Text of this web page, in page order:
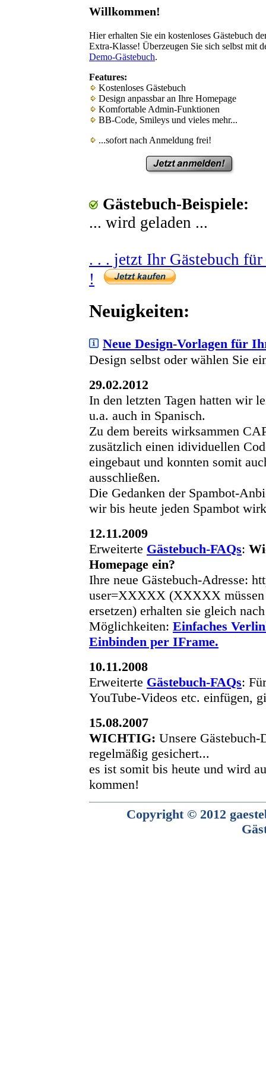
Willkommen!
Hier erhalten Sie ein kostenloses Gästebuch
Extra-Klasse! Überzeugen Sie sich selbst mit
Demo-Gästebuch.
Features:
Kostenloses Gästebuch
Design anpassbar an Ihre Homepage
Komfortable Admin-Funktionen
BB-Code, Smileys und vieles mehr...
...sofort nach Anmeldung frei!
Gästebuch-Beispiele:
... wird geladen ...
. . . jetzt Ihr Gästebuch für
!
Neuigkeiten:
Neue Design-Vorlagen für
Design selbst oder wählen Sie
29.02.2012
In den letzten Tagen hatten wir
u.a. auch in Spanisch.
Zu dem bereits wirksammen
zusätzlich einen idividuellen
eingebaut und konnten somit
ausschließen.
Die Gedanken der Spambot-
wir bis heute jeden Spambot
12.11.2009
Erweiterte Gästebuch-FAQs:
Homepage ein?
Ihre neue Gästebuch-Adresse:
user=XXXXX (XXXXX müssen
ersetzen) erhalten sie gleich
Möglichkeiten: Einfaches
Einbinden per IFrame.
10.11.2008
Erweiterte Gästebuch-FAQs:
YouTube-Videos etc. einfügen,
15.08.2007
WICHTIG: Unsere
regelmäßig gesichert...
es ist somit bis heute und wird
kommen!
Copyright © 2012